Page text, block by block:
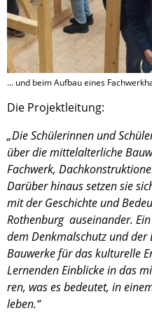
... und beim Aufbau eines
Die Projekt­lei­tung:
„Die Schüle­rin­nen und
über die mittel­al­ter­li­che
Fachwerk,
Darüber hinaus setzen sie
mit der Geschichte und
Rothen­burg ausein­an­der.
dem Denkmal­schutz und der
Bauwerke für das kultu­relle
Lernen­den Einbli­cke in das
ren, was es bedeu­tet, in
leben.“